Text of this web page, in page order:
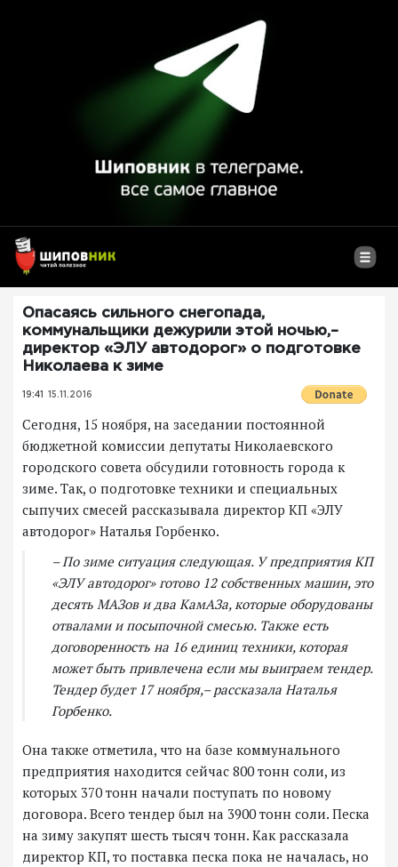
Опасаясь сильного снегопада,
коммунальщики дежурили этой ночью,–
директор «ЭЛУ автодорог» о подготовке
Николаева к зиме
19:41 15.11.2016
Сегодня, 15 ноября, на заседании постоянной
бюджетной комиссии депутаты Николаевского
городского совета обсудили готовность города к
зиме. Так, о подготовке техники и специальных
сыпучих смесей рассказывала директор КП «ЭЛУ
автодорог» Наталья Горбенко.
– По зиме ситуация следующая. У предприятия КП
«ЭЛУ автодорог» готово 12 собственных машин, это
десять МАЗов и два КамАЗа, которые оборудованы
отвалами и посыпочной смесью. Также есть
договоренность на 16 единиц техники, которая
может быть привлечена если мы выиграем тендер.
Тендер будет 17 ноября,– рассказала Наталья
Горбенко.
Она также отметила, что на базе коммунального
предприятия находится сейчас 800 тонн соли, из
которых 370 тонн начали поступать по новому
договора. Всего тендер был на 3900 тонн соли. Песка
на зиму закупят шесть тысяч тонн. Как рассказала
директор КП, то поставка песка пока не началась, но